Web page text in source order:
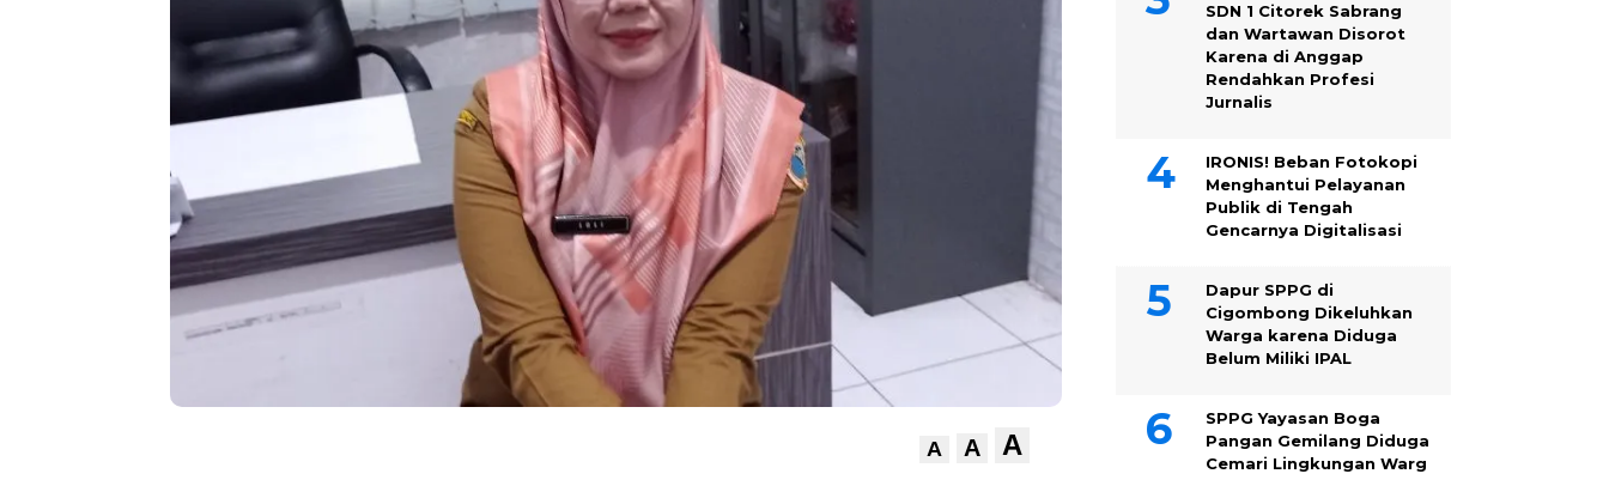
A A A
SDN 1 Citorek Sabrang
dan Wartawan Disorot
Karena di Anggap
Rendahkan Profesi
Jurnalis
IRONIS! Beban Fotokopi
Menghantui Pelayanan
Publik di Tengah
Gencarnya Digitalisasi
Dapur SPPG di
Cigombong Dikeluhkan
Warga karena Diduga
Belum Miliki IPAL
SPPG Yayasan Boga
Pangan Gemilang Diduga
Cemari Lingkungan Warg